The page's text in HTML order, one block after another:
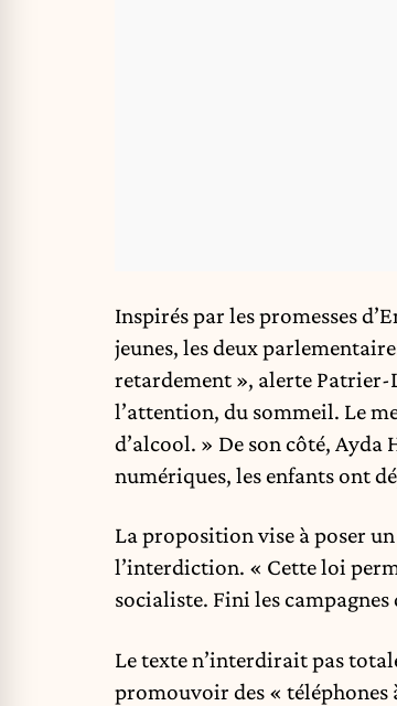
Inspirés par les promesses
jeunes, les deux
retardement », alerte Patrier-
l’attention, du sommeil. Le
d’alcool. » De son côté, Ayda
numériques, les enfants ont
La proposition vise à poser
l’interdiction. « Cette loi
socialiste. Fini les
Le texte n’interdirait pas
promouvoir des «